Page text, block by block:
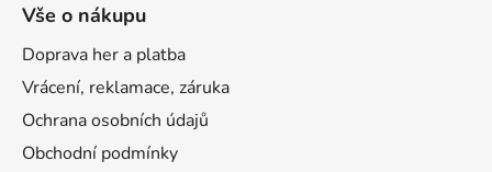
Vše o nákupu
Doprava her a platba
Vrácení, reklamace, záruka
Ochrana osobních údajů
Obchodní podmínky